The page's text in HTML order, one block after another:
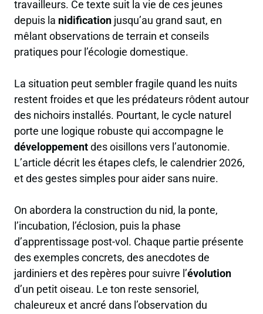
travailleurs. Ce texte suit la vie de ces jeunes
depuis la nidification jusqu’au grand saut, en
mêlant observations de terrain et conseils
pratiques pour l’écologie domestique.
La situation peut sembler fragile quand les nuits
restent froides et que les prédateurs rôdent autour
des nichoirs installés. Pourtant, le cycle naturel
porte une logique robuste qui accompagne le
développementdes oisillons vers l’autonomie.
L’article décrit les étapes clefs, le calendrier 2026,
et des gestes simples pour aider sans nuire.
On abordera la construction du nid, la ponte,
l’incubation, l’éclosion, puis la phase
d’apprentissage post-vol. Chaque partie présente
des exemples concrets, des anecdotes de
jardiniers et des repères pour suivre l’évolution
d’un petit oiseau. Le ton reste sensoriel,
chaleureux et ancré dans l’observation du